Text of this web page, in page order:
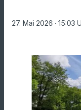
27. Mai 2026 · 15:03